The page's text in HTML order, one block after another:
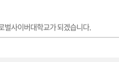
벌사이버대학교가 되겠습니다.